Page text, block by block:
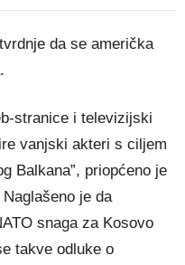
da se američka
stranice i televizijski
vanjski akteri s ciljem
Balkana”, priopćeno je
je da
snaga za Kosovo
takve odluke o